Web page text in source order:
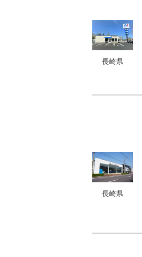
長崎県
長崎県